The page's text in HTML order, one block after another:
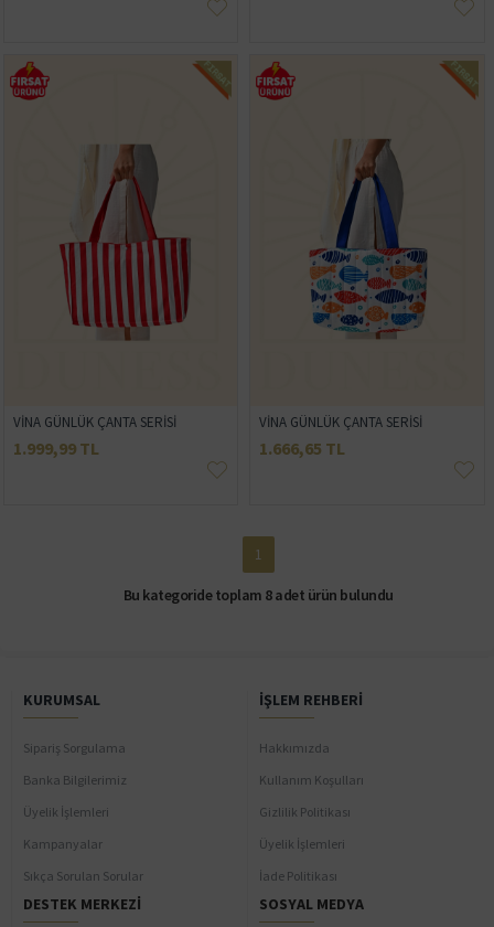
VİNA GÜNLÜK ÇANTA SERİSİ
1.999,99 TL
VİNA GÜNLÜK ÇANTA SERİSİ
1.666,65 TL
1
Bu kategoride toplam 8 adet ürün bulundu
KURUMSAL
Sipariş Sorgulama
Banka Bilgilerimiz
Üyelik İşlemleri
Kampanyalar
Sıkça Sorulan Sorular
İŞLEM REHBERI
Hakkımızda
Kullanım Koşulları
Gizlilik Politikası
Üyelik İşlemleri
İade Politikası
DESTEK MERKEZI SOSYAL MEDYA